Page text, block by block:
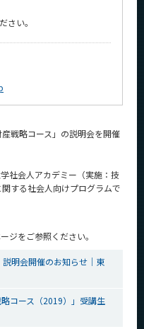
さい。
戦略コース」の説明会を開催
社会人アカデミー（実施：技
する社会人向けプログラムで
ジをご参照ください。
明会開催のお知らせ｜東
コース（2019）」受講生